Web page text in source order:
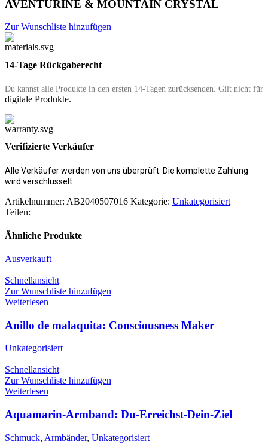
AVENTURINE & MOUNTAIN CRYSTAL
Zur Wunschliste hinzufügen
14-Tage Rückgaberecht
Du kannst alle Produkte in den ersten 14-Tagen zurücksenden . Gilt nicht für
digitale Produkte.
Verifizierte Verkäufer
Alle Verkäufer werden von uns überprüft. Die komplette Zahlung
wird verschlüsselt.
Artikelnummer: AB2040507016 Kategorie: Unkategorisiert
Teilen:
Ähnliche Produkte
Ausverkauft
Schnellansicht
Zur Wunschliste hinzufügen
Weiterlesen
Anillo de malaquita: Consciousness Maker
Unkategorisiert
Schnellansicht
Zur Wunschliste hinzufügen
Weiterlesen
Aquamarin-Armband: Du-Erreichst-Dein-Ziel
Schmuck, Armbänder, Unkategorisiert